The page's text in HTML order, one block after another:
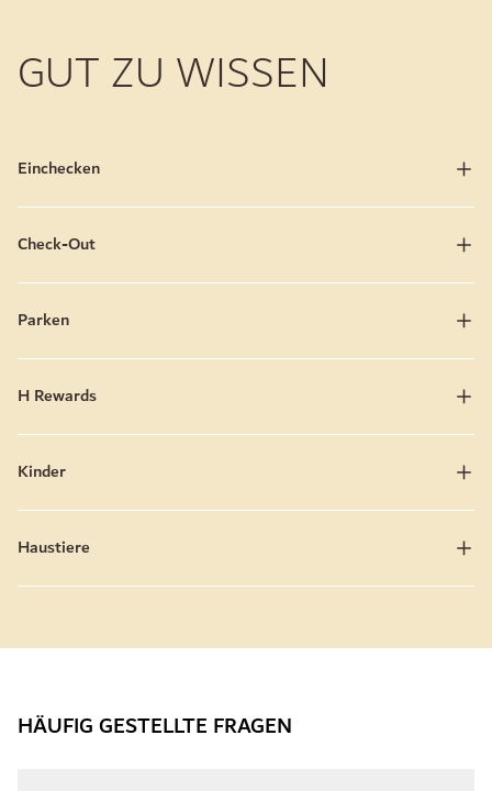
GUT ZU WISSEN
Einchecken
Check-Out
Parken
H Rewards
Kinder
Haustiere
HÄUFIG GESTELLTE FRAGEN